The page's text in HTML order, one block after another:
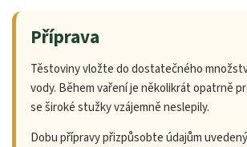
Příprava
Těstoviny vložte do dostatečného
vody. Během vaření je několikrát opatrně
se široké stužky vzájemně neslepily.
Dobu přípravy přizpůsobte údajům